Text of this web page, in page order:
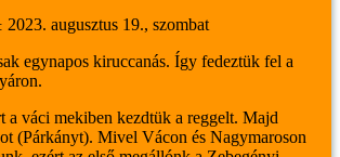
2023. augusztus 19., szombat
egynapos kiruccanás. Így fedeztük fel a
a váci mekiben kezdtük a reggelt. Majd
(Párkányt). Mivel Vácon és Nagymaroson